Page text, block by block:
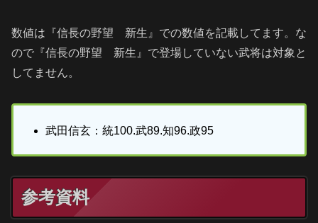
数値は『信長の野望 新生』での数値を記載してます。な
ので『信長の野望 新生』で登場していない武将は対象と
してません。
武田信玄：統100.武89.知96.政95
参考資料